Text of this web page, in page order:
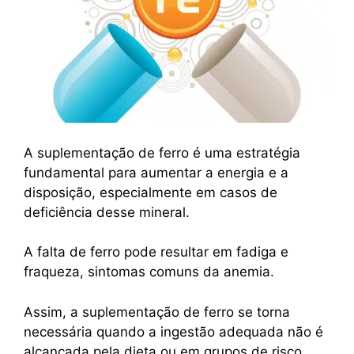
A suplementação de ferro é uma estratégia
fundamental para aumentar a energia e a
disposição, especialmente em casos de
deficiência desse mineral.
A falta de ferro pode resultar em fadiga e
fraqueza, sintomas comuns da anemia.
Assim, a suplementação de ferro se torna
necessária quando a ingestão adequada não é